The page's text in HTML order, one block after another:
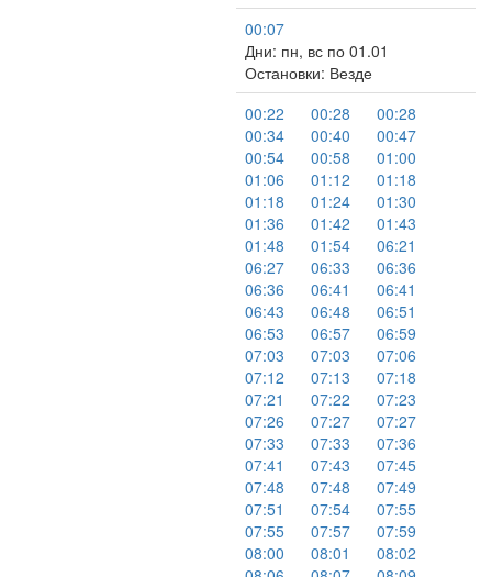
00:07
Дни: пн, вс по 01.01
Остановки: Везде
00:22
00:28
00:28
00:34
00:40
00:47
00:54
00:58
01:00
01:06
01:12
01:18
01:18
01:24
01:30
01:36
01:42
01:43
01:48
01:54
06:21
06:27
06:33
06:36
06:36
06:41
06:41
06:43
06:48
06:51
06:53
06:57
06:59
07:03
07:03
07:06
07:12
07:13
07:18
07:21
07:22
07:23
07:26
07:27
07:27
07:33
07:33
07:36
07:41
07:43
07:45
07:48
07:48
07:49
07:51
07:54
07:55
07:55
07:57
07:59
08:00
08:01
08:02